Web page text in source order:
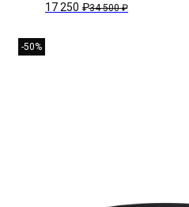
17 250 ₽34 500 ₽
-50%